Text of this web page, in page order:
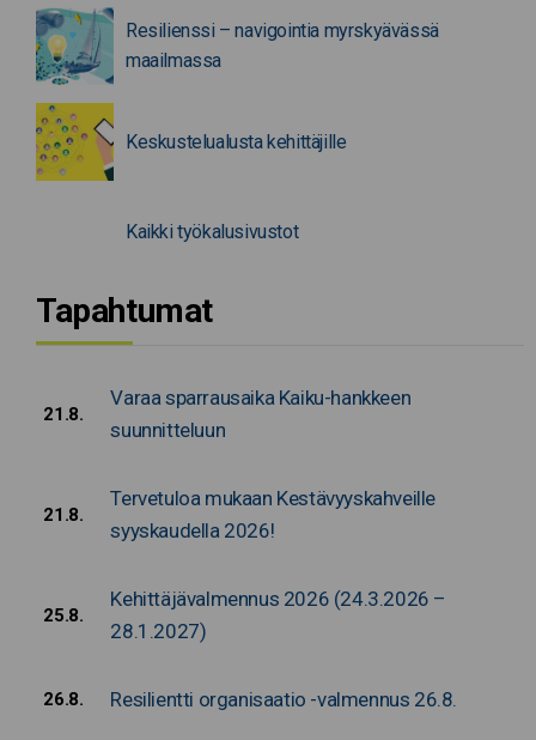
Resilienssi – navigointia myrskyävässä
maailmassa
Keskustelualusta kehittäjille
Kaikki työkalusivustot
Tapahtumat
21.8.
Varaa sparrausaika Kaiku-hankkeen
suunnitteluun
21.8.
Tervetuloa mukaan Kestävyyskahveille
syyskaudella 2026!
25.8.
Kehittäjävalmennus 2026 (24.3.2026 –
28.1.2027)
26.8. Resilientti organisaatio -valmennus 26.8.